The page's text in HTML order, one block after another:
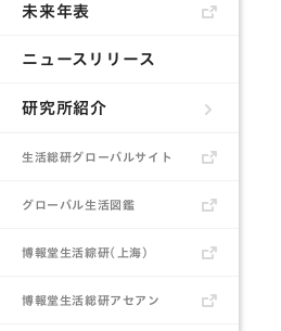
未来年表
ニュースリリース
研究所紹介
生活総研とは
所長あいさつ
研究員
書籍
生活総研グローバルサイト
グローバル生活図鑑
博報堂生活綜研（上海）
博報堂生活総研アセアン